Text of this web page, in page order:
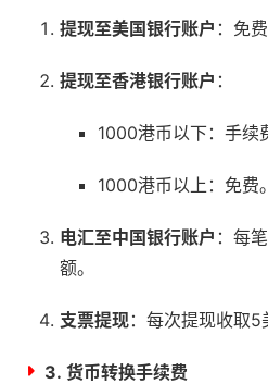
提现至美国银行账户 ：免费
提现至香港银行账户 ：
1000港币以下：手续
1000港币以上：免费。
电汇至中国银行账户 ：每
额。
支票提现：每次提现收取5
3. 货币转换手续费